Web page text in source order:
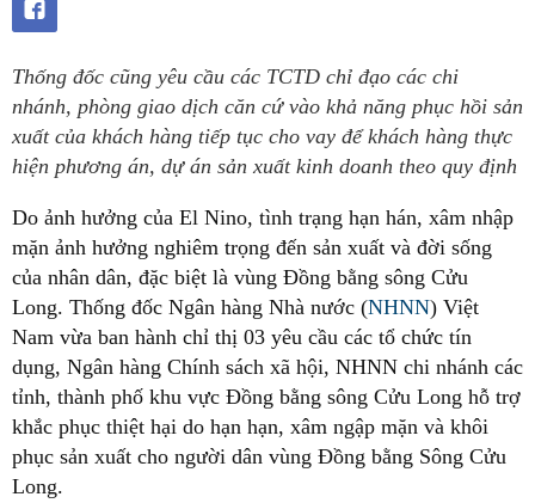
Thống đốc cũng yêu cầu các TCTD chỉ đạo các chi
nhánh, phòng giao dịch căn cứ vào khả năng phục hồi sản
xuất của khách hàng tiếp tục cho vay để khách hàng thực
hiện phương án, dự án sản xuất kinh doanh theo quy định
Do ảnh hưởng của El Nino, tình trạng hạn hán, xâm nhập
mặn ảnh hưởng nghiêm trọng đến sản xuất và đời sống
của nhân dân, đặc biệt là vùng Đồng bằng sông Cửu
Long. Thống đốc Ngân hàng Nhà nước (NHNN) Việt
Nam vừa ban hành chỉ thị 03 yêu cầu các tổ chức tín
dụng, Ngân hàng Chính sách xã hội, NHNN chi nhánh các
tỉnh, thành phố khu vực Đồng bằng sông Cửu Long hỗ trợ
khắc phục thiệt hại do hạn hạn, xâm ngập mặn và khôi
phục sản xuất cho người dân vùng Đồng bằng Sông Cửu
Long.